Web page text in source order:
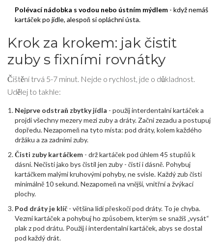
Polévací nádobka s vodou nebo ústním mýdlem - když nemáš
kartáček po jídle, alespoň si opláchni ústa.
Krok za krokem: jak čistit
zuby s fixními rovnátky
Čištění trvá 5-7 minut. Nejde o rychlost, jde o důkladnost.
Udělej to takhle:
Nejprve odstraň zbytky jídla - použij interdentalní kartáček a
projdi všechny mezery mezi zuby a dráty. Začni zezadu a postupuj
dopředu. Nezapomeň na tyto místa: pod dráty, kolem každého
držáku a za zadními zuby.
Čisti zuby kartáčkem - drž kartáček pod úhlem 45 stupňů k
dásni. Nečisti jako bys čistil jen zuby - čisti i dásně. Pohybuj
kartáčkem malými kruhovými pohyby, ne svisle. Každý zub čisti
minimálně 10 sekund. Nezapomeň na vnější, vnitřní a žvýkací
plochy.
Pod dráty je klíč - většina lidí přeskočí pod dráty. To je chyba.
Vezmi kartáček a pohybuj ho způsobem, kterým se snažíš „vysát“
plak z pod drátu. Použij i interdentalní kartáček, abys se dostal
pod každý drát.